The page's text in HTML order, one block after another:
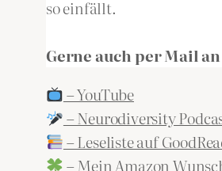
so einfällt.
Gerne auch per Mail an
– YouTube
– Neurodiversity
– Leseliste auf
– Mein Amazon